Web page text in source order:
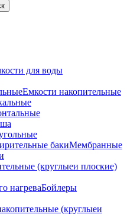
для воды
Емкости накопительные
Мембранные
Бойлеры